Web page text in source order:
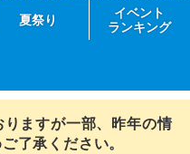
夏祭り
イベント
ランキング
ますが一部、昨年の情
了承ください。